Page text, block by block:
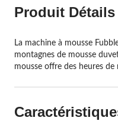
Produit Détails
La machine à mousse
montagnes de mousse
mousse offre des heures